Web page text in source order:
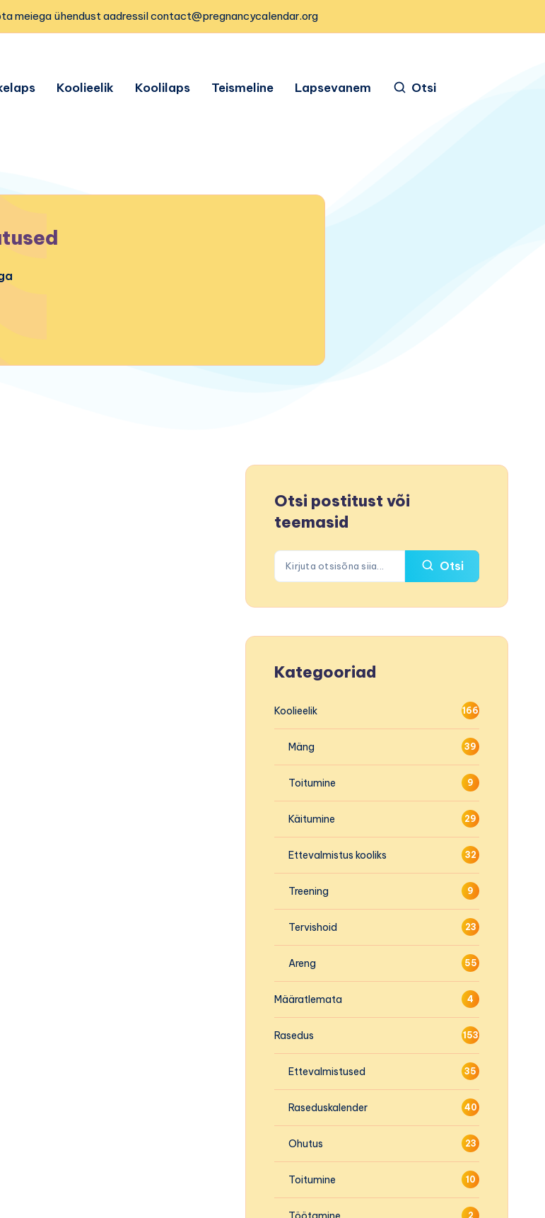
meiega ühendust aadressil contact@pregnancycalendar.org
Koolieelik Koolilaps Teismeline Lapsevanem Otsi
Otsi postitust või
teemasid
Otsi
Kategooriad
Koolieelik 166
Mäng 39
Toitumine 9
Käitumine 29
Ettevalmistus kooliks 32
Treening 9
Tervishoid 23
Areng 55
Määratlemata 4
Rasedus 153
Ettevalmistused 35
Raseduskalender 40
Ohutus 23
Toitumine 10
2